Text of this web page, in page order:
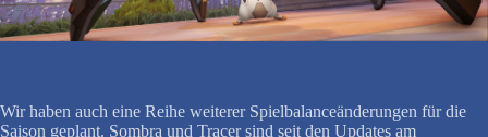
Wir haben auch eine Reihe weiterer Spielbalanceänderungen für die
Saison geplant. Sombra und Tracer sind seit den Updates am